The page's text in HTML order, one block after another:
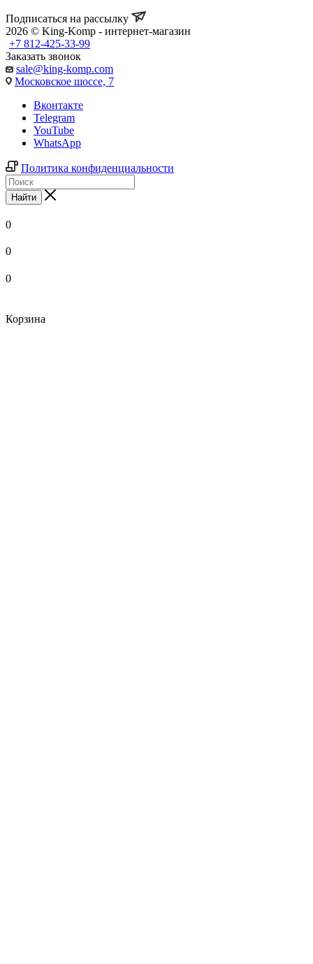
Подписаться на рассылку
2026 © King-Komp - интернет-магазин
+7 812-425-33-99
Заказать звонок
sale@king-komp.com
Московское шоссе, 7
Вконтакте
Telegram
YouTube
WhatsApp
Политика конфиденциальности
Найти
0
0
0
Корзина